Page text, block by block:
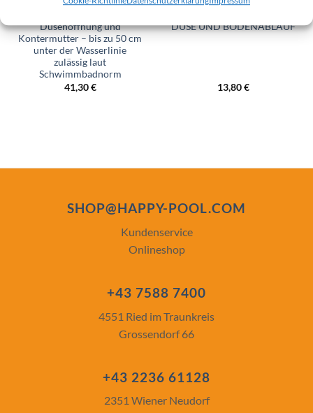
DÜSEN
Düsenöffnung und
Kontermutter – bis zu 50 cm
unter der Wasserlinie
zulässig laut
Schwimmbadnorm
41,30€
DÜSEN
DÜSE UND BODENABLAUF
13,80€
SHOP@HAPPY-POOL.COM
Kundenservice
Onlineshop
+43 7588 7400
4551 Ried im Traunkreis
Grossendorf 66
+43 2236 61128
2351 Wiener Neudorf